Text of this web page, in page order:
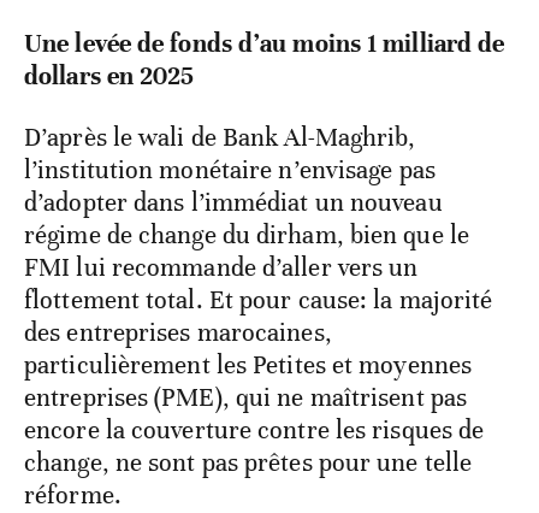
Une levée de fonds d’au moins 1 milliard de
dollars en 2025
D’après le wali de Bank Al-Maghrib,
l’institution monétaire n’envisage pas
d’adopter dans l’immédiat un nouveau
régime de change du dirham, bien que le
FMI lui recommande d’aller vers un
flottement total. Et pour cause: la majorité
des entreprises marocaines,
particulièrement les Petites et moyennes
entreprises (PME), qui ne maîtrisent pas
encore la couverture contre les risques de
change, ne sont pas prêtes pour une telle
réforme.